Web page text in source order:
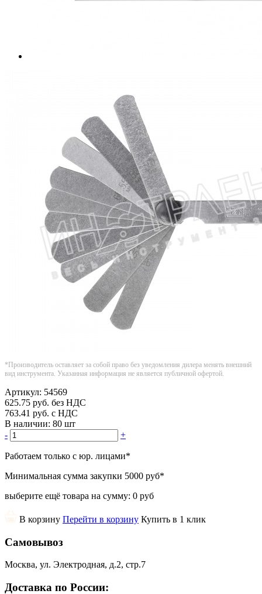
*Производитель оставляет за собой право без уведомления дилера менять внешний
вид инструмента. Указанная информация не является публичной офертой.
Артикул: 54569
625.75 руб. без НДС
763.41 руб. с НДС
В наличии: 80 шт
-
+
Работаем только с юр. лицами*
Минимальная сумма закупки 5000 руб*
выберите ещё товара на сумму: 0 руб
В корзину Перейти в корзину Купить в 1 клик
Самовывоз
Москва, ул. Электродная, д.2, стр.7
Доставка по России: